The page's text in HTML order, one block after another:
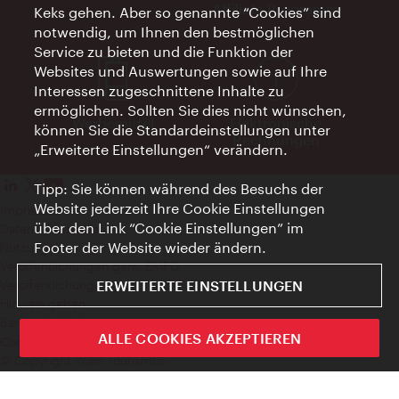
Affiliate Programm
Werbemittel
Elektronische
Rechnungen
Impressum
Datenschutzerklärung
Nutzungsbedingungen
Veröffentlichungen gem. EMFG
Veröffentlichungen gem. MedKF‑TG
Hinweis geben
Barrierefreiheit
Cookie Einstellungen
© Copyright Wien Tourismus
Keks gehen. Aber so genannte “Cookies” sind
notwendig, um Ihnen den bestmöglichen
Service zu bieten und die Funktion der
Websites und Auswertungen sowie auf Ihre
Interessen zugeschnittene Inhalte zu
ermöglichen. Sollten Sie dies nicht wünschen,
können Sie die Standardeinstellungen unter
„Erweiterte Einstellungen“ verändern.
Tipp: Sie können während des Besuchs der
Website jederzeit Ihre Cookie Einstellungen
über den Link “Cookie Einstellungen” im
Footer der Website wieder ändern.
ERWEITERTE EINSTELLUNGEN
ALLE COOKIES AKZEPTIEREN